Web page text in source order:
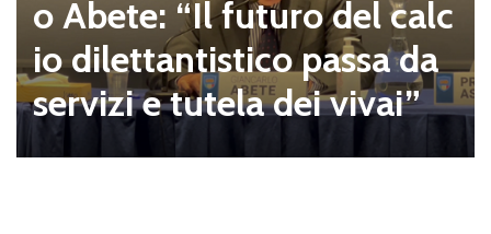
o Abete: “Il futuro del calc
io dilettantistico passa da
servizi e tutela dei vivai”